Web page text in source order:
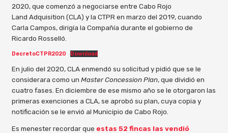
2020, que comenzó a negociarse entre Cabo Rojo
Land Adquisition (CLA) y la CTPR en marzo del 2019, cuando
Carla Campos, dirigía la Compañía durante el gobierno de
Ricardo Rosselló.
DecretoCTPR2020 Download
En julio del 2020, CLA enmendó su solicitud y pidió que se le
considerara como un Master Concession Plan, que dividió en
cuatro fases. En diciembre de ese mismo año se le otorgaron las
primeras exenciones a CLA, se aprobó su plan, cuya copia y
notificación se le envió al Municipio de Cabo Rojo.
Es menester recordar que estas 52 fincas las vendió